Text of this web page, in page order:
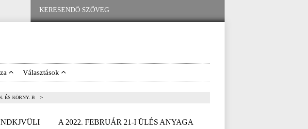
Választások
ÉS KÖRNY. B >
A 2022. FEBRUÁR 21-I ÜLÉS ANYAGA